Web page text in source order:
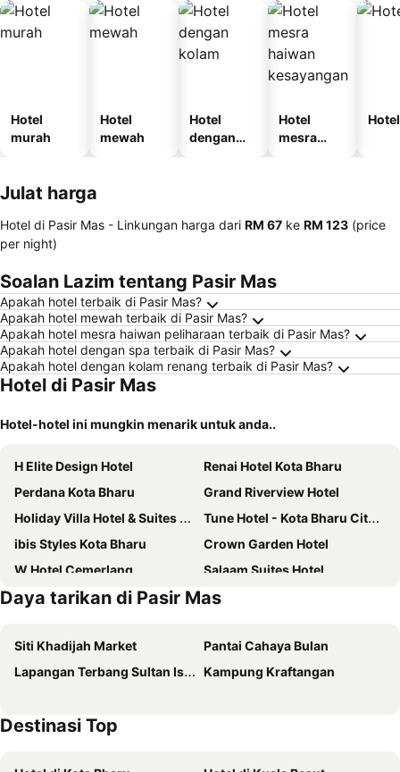
Hotel
murah
Hotel
mewah
Hotel
dengan
Hotel
mesra
Julat harga
Hotel di Pasir Mas - Linkungan harga dari ‎RM 67 ke ‎RM 123 (price
per night)
Soalan Lazim tentang Pasir Mas
Apakah hotel terbaik di Pasir Mas?
Apakah hotel mewah terbaik di Pasir Mas?
Apakah hotel mesra haiwan peliharaan terbaik di Pasir Mas?
Apakah hotel dengan spa terbaik di Pasir Mas?
Apakah hotel dengan kolam renang terbaik di Pasir Mas?
Hotel di Pasir Mas
Hotel-hotel ini mungkin menarik untuk anda..
H Elite Design Hotel
Renai Hotel Kota Bharu
Perdana Kota Bharu
Grand Riverview Hotel
Holiday Villa Hotel & Suites Kota Bharu
Tune Hotel - Kota Bharu City Centre
ibis Styles Kota Bharu
Crown Garden Hotel
W Hotel Cemerlang
Salaam Suites Hotel
Hotel Bintang Indah
Dynasty Inn Wakaf Che Yeh
OYO 89588 Destiny Riverside Hotel
G Home Hotel
MRJ Hotel Wakaf Che Yeh 2
Assalam Hotel
EnE Sri Cemerlang
Daya tarikan di Pasir Mas
Siti Khadijah Market
Pantai Cahaya Bulan
Lapangan Terbang Sultan Ismail Petra
Kampung Kraftangan
Destinasi Top